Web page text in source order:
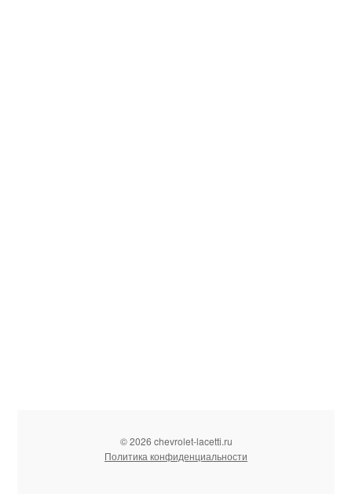
© 2026 chevrolet-lacetti.ru
Политика конфиденциальности